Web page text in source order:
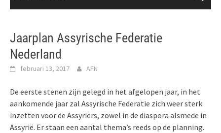
Jaarplan Assyrische Federatie
Nederland
februari 13, 2017 AFN
De eerste stenen zijn gelegd in het afgelopen jaar, in het
aankomende jaar zal Assyrische Federatie zich weer sterk
inzetten voor de Assyriërs, zowel in de diaspora alsmede in
Assyrië. Er staan een aantal thema’s reeds op de planning.